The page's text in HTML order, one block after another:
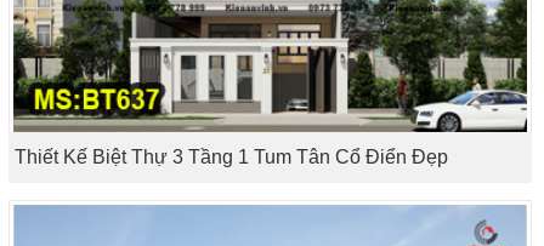
Thiết Kế Biệt Thự 3 Tầng 1 Tum Tân Cổ Điển Đẹp